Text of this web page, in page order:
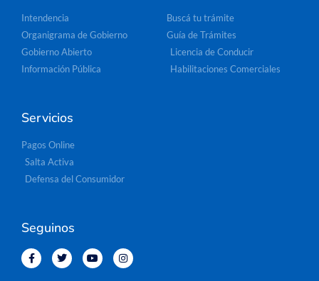
Intendencia
Organigrama de Gobierno
Gobierno Abierto
Información Pública
Buscá tu trámite
Guía de Trámites
Licencia de Conducir
Habilitaciones Comerciales
Servicios
Pagos Online
Salta Activa
Defensa del Consumidor
Seguinos